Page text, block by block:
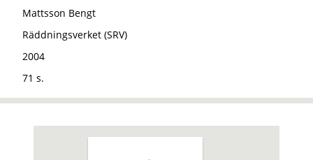
Mattsson Bengt
Räddningsverket (SRV)
2004
71 s.